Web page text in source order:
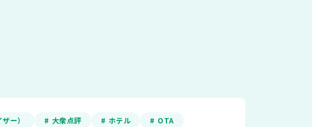
ー） # 大衆点評 # ホテル
# OTA